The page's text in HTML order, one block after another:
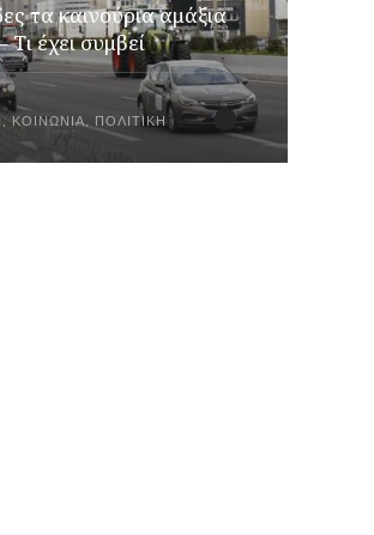
τα καινούρια αμάξια
έχει συμβεί
, ΚΟΙΝΩΝΊΑ, ΠΟΛΙΤΙΚΉ